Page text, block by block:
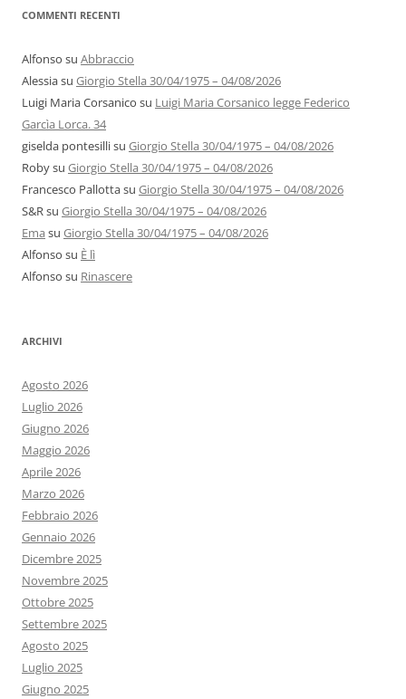
COMMENTI RECENTI
Alfonso su Abbraccio
Alessiasu Giorgio Stella 30/04/1975 – 04/08/2026
Luigi Maria Corsanico su Luigi Maria Corsanico legge Federico
Garcìa Lorca. 34
giselda pontesillisu Giorgio Stella 30/04/1975 – 04/08/2026
Robysu Giorgio Stella 30/04/1975 – 04/08/2026
Francesco Pallottasu Giorgio Stella 30/04/1975 – 04/08/2026
S&Rsu Giorgio Stella 30/04/1975 – 04/08/2026
Ema su Giorgio Stella 30/04/1975 – 04/08/2026
Alfonso su È lì
Alfonso su Rinascere
ARCHIVI
Agosto 2026
Luglio 2026
Giugno 2026
Maggio 2026
Aprile 2026
Marzo 2026
Febbraio 2026
Gennaio 2026
Dicembre 2025
Novembre 2025
Ottobre 2025
Settembre 2025
Agosto 2025
Luglio 2025
Giugno 2025